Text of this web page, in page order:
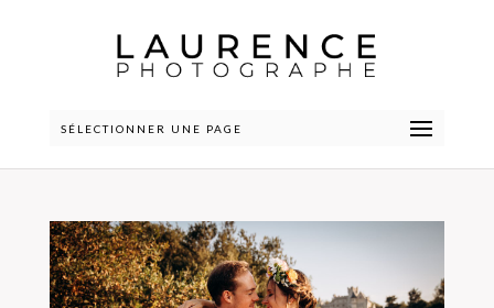
SÉLECTIONNER UNE PAGE